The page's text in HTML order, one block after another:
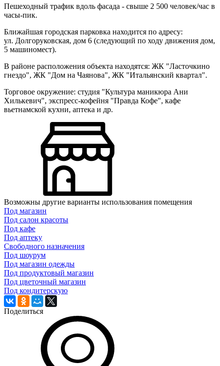
Пешеходный трафик вдоль фасада - свыше 2 500 человек/час в
часы-пик.
Ближайшая городская парковка находится по адресу:
ул. Долгоруковская, дом 6 (следующий по ходу движения дом,
5 машиномест).
В районе расположения объекта находятся: ЖК "Ласточкино
гнездо", ЖК "Дом на Чаянова", ЖК "Итальянский квартал".
Торговое окружение: студия "Культура маникюра Ани
Хилькевич", экспресс-кофейня "Правда Кофе", кафе
вьетнамской кухни, аптека и др.
Возможны другие варианты использования помещения
Под магазин
Под салон красоты
Под кафе
Под аптеку
Свободного назначения
Под шоурум
Под магазин одежды
Под продуктовый магазин
Под цветочный магазин
Под кондитерскую
Поделиться